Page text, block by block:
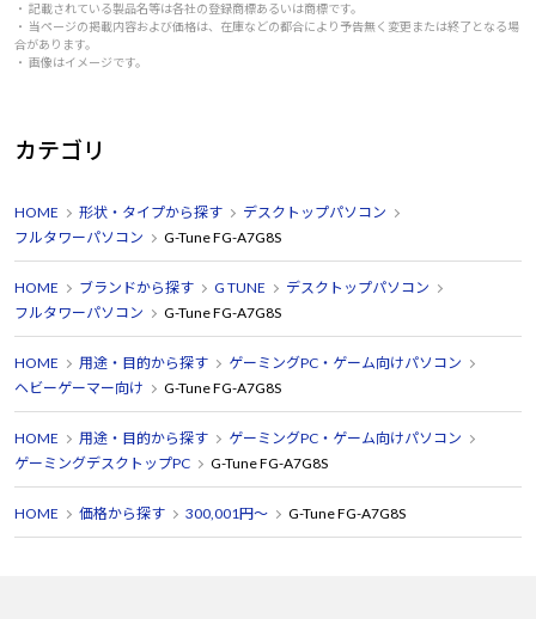
・ 記載されている製品名等は各社の登録商標あるいは商標です。
・ 当ページの掲載内容および価格は、在庫などの都合により予告無く変更または終了となる場
合があります。
・ 画像はイメージです。
カテゴリ
HOME 形状・タイプから探す
デスクトップパソコン
フルタワーパソコン
G-Tune FG-A7G8S
HOME ブランドから探す G TUNE
デスクトップパソコン
フルタワーパソコン
G-Tune FG-A7G8S
HOME 用途・目的から探す
ゲーミングPC・ゲーム向けパソコン
ヘビーゲーマー向け
G-Tune FG-A7G8S
HOME 用途・目的から探す
ゲーミングPC・ゲーム向けパソコン
ゲーミングデスクトップPC
G-Tune FG-A7G8S
HOME 価格から探す 300,001円～ G-Tune FG-A7G8S